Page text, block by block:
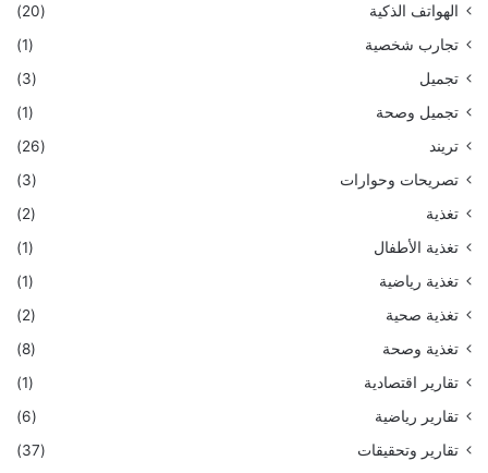
الهواتف الذكية
(20)
تجارب شخصية
(1)
تجميل
(3)
تجميل وصحة
(1)
تريند
(26)
تصريحات وحوارات
(3)
تغذية
(2)
تغذية الأطفال
(1)
تغذية رياضية
(1)
تغذية صحية
(2)
تغذية وصحة
(8)
تقارير اقتصادية
(1)
تقارير رياضية
(6)
تقارير وتحقيقات
(37)